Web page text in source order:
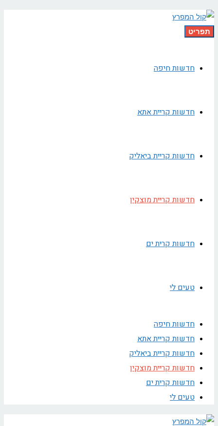
תפריט
חדשות חיפה
חדשות קריית אתא
חדשות קריית ביאליק
חדשות קריית מוצקין
חדשות קרית ים
טעים לי
חדשות חיפה
חדשות קריית אתא
חדשות קריית ביאליק
חדשות קריית מוצקין
חדשות קרית ים
טעים לי